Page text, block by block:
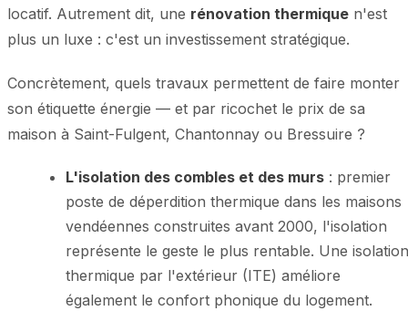
locatif. Autrement dit, une rénovation thermique n'est
plus un luxe : c'est un investissement stratégique.
Concrètement, quels travaux permettent de faire monter
son étiquette énergie — et par ricochet le prix de sa
maison à Saint-Fulgent, Chantonnay ou Bressuire ?
L'isolation des combles et des murs : premier
poste de déperdition thermique dans les maisons
vendéennes construites avant 2000, l'isolation
représente le geste le plus rentable. Une isolation
thermique par l'extérieur (ITE) améliore
également le confort phonique du logement.